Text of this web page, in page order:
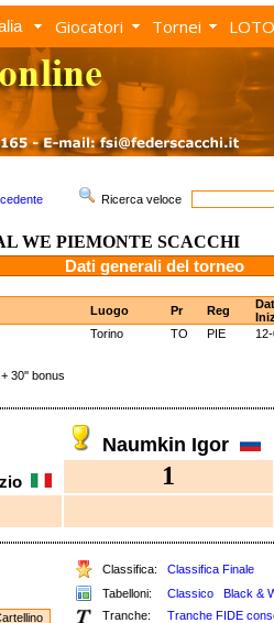
Giocatori Tornei LOTO
Ricerca veloce
WE PIEMONTE SCACCHI
Dati generali del torneo
Luogo Pr Reg
Torino TO PIE
bonus
Naumkin Igor
1
Classifica: Classifica Finale
Tabelloni: Classico Black &
Tranche: Tranche FIDE